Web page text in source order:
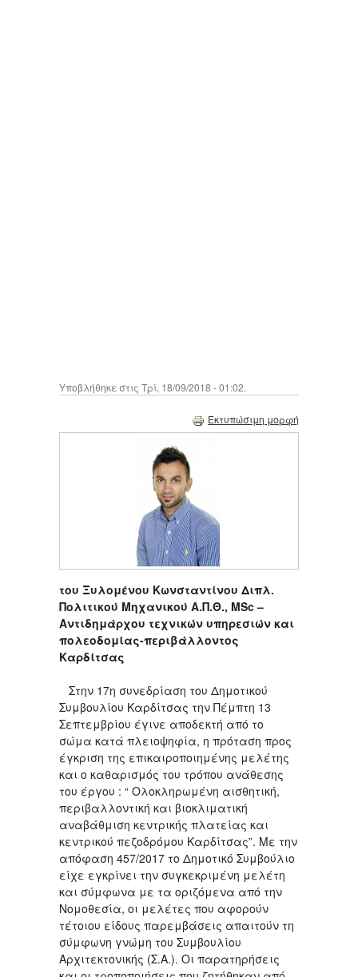
Υποβλήθηκε στις Τρί, 18/09/2018 - 01:02.
Εκτυπώσιμη μορφή
του Ξυλομένου Κωνσταντίνου Διπλ.
Πολιτικού Μηχανικού Α.Π.Θ., MSc –
Αντιδημάρχου τεχνικών υπηρεσιών και
πολεοδομίας-περιβάλλοντος
Καρδίτσας
Στην 17η συνεδρίαση του Δημοτικού
Συμβουλίου Καρδίτσας την Πέμπτη 13
Σεπτεμβρίου έγινε αποδεκτή από το
σώμα κατά πλειοψηφία, η πρόταση προς
έγκριση της επικαιροποιημένης μελέτης
και ο καθαρισμός του τρόπου ανάθεσης
του έργου : “ Ολοκληρωμένη αισθητική,
περιβαλλοντική και βιοκλιματική
αναβάθμιση κεντρικής πλατείας και
κεντρικού πεζοδρόμου Καρδίτσας”. Με την
απόφαση 457/2017 το Δημοτικό Συμβούλιο
είχε εγκρίνει την συγκεκριμένη μελέτη
και σύμφωνα με τα οριζόμενα από την
Νομοθεσία, οι μελέτες που αφορούν
τέτοιου είδους παρεμβάσεις απαιτούν τη
σύμφωνη γνώμη του Συμβουλίου
Αρχιτεκτονικής (Σ.Α.). Οι παρατηρήσεις